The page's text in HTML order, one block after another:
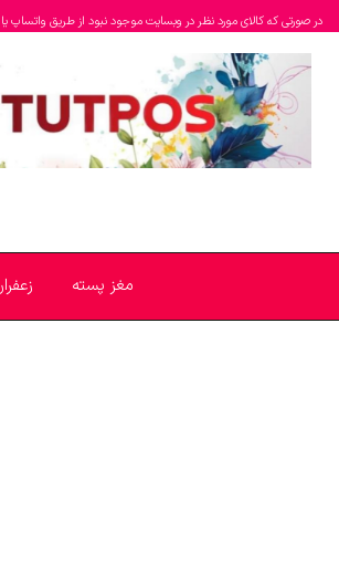
در صورتی که کالای مورد نظر در وبسایت موجود نبود از طریق واتساپ
مغز پسته